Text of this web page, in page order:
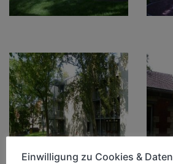
Einwilligung zu Cookies & Daten